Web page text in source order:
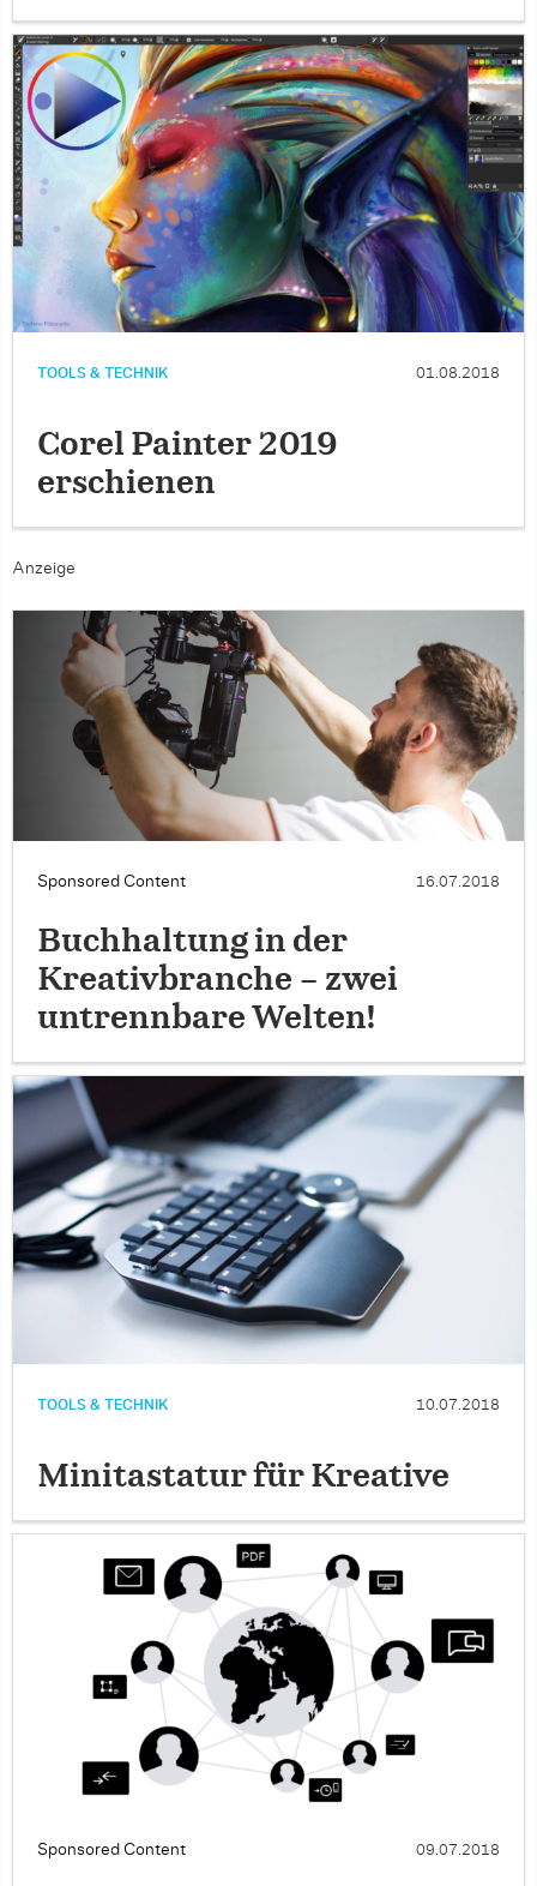
TOOLS & TECHNIK 01.08.2018
Corel Painter 2019
erschienen
Anzeige
Sponsored Content 16.07.2018
Buchhaltung in der
Kreativbranche – zwei
untrennbare Welten!
TOOLS & TECHNIK 10.07.2018
Minitastatur für Kreative
Sponsored Content 09.07.2018